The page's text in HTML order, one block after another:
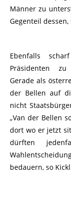
Männer zu
Gegenteil dessen,
Ebenfalls
Präsidenten zu
Gerade als
der Bellen auf
nicht
„Van der Bellen
dort wo er jetzt
dürften
bedauern, so